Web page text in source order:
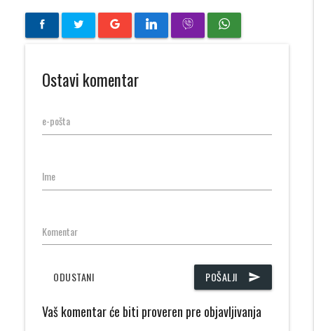
Ostavi komentar
e-pošta
Ime
Komentar
POŠALJI send
ODUSTANI
Vaš komentar će biti proveren pre objavljivanja